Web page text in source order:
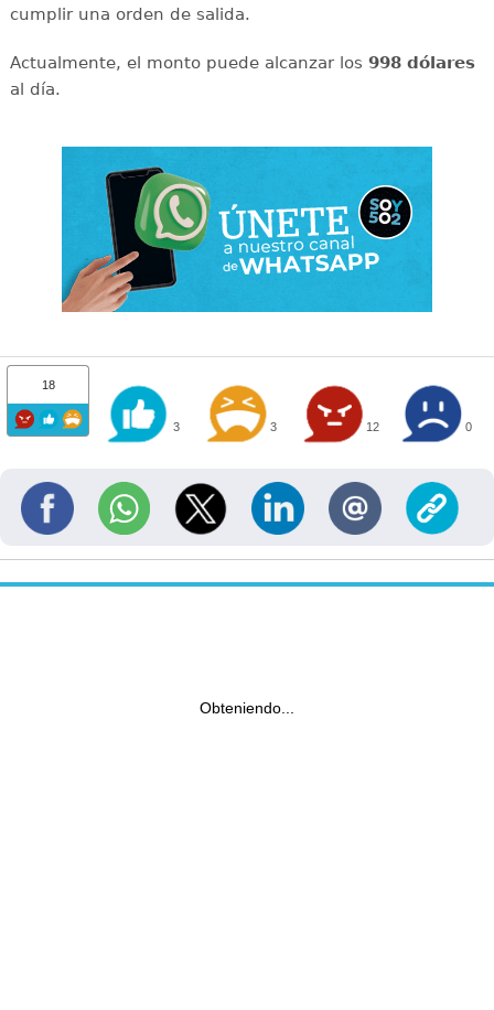
cumplir una orden de salida.
Actualmente, el monto puede alcanzar los 998 dólares
al día.
18
3 3 12 0
Obteniendo...